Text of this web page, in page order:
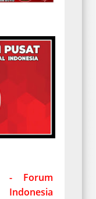
- Forum
Indonesia